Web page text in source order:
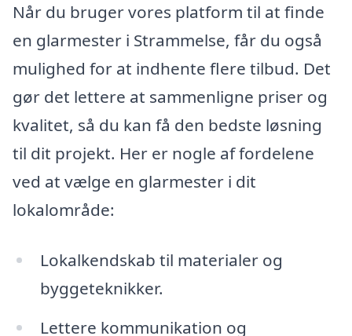
Når du bruger vores platform til at finde
en glarmester i Strammelse, får du også
mulighed for at indhente flere tilbud. Det
gør det lettere at sammenligne priser og
kvalitet, så du kan få den bedste løsning
til dit projekt. Her er nogle af fordelene
ved at vælge en glarmester i dit
lokalområde:
Lokalkendskab til materialer og
byggeteknikker.
Lettere kommunikation og